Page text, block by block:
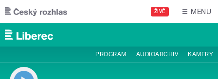
Přejít k hlavnímu obsahu
ŽIVĚ MENU
PROGRAM AUDIOARCHIV KAMERY